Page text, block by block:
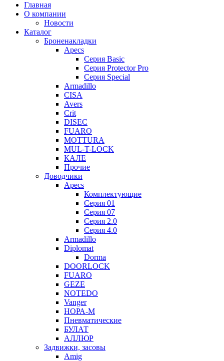
Главная
О компании
Новости
Каталог
Броненакладки
Apecs
Серия Basic
Серия Protector Pro
Серия Special
Armadillo
CISA
Avers
Crit
DISEC
FUARO
MOTTURA
MUL-T-LOCK
КАЛЕ
Прочие
Доводчики
Apecs
Комплектующие
Серия 01
Серия 07
Серия 2.0
Серия 4.0
Armadillo
Diplomat
Dorma
DOORLOCK
FUARO
GEZE
NOTEDO
Vanger
НОРА-М
Пневматические
БУЛАТ
АЛЛЮР
Задвижки, засовы
Amig